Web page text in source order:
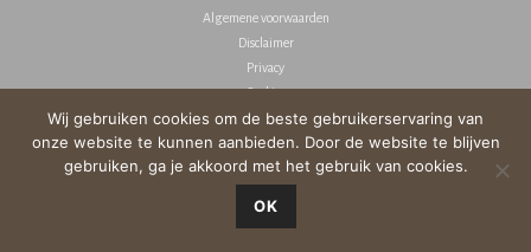
Algemene voorwaarden
Disclaimer
Privacy
Cookies
Wij gebruiken cookies om de beste gebruikerservaring van
onze website te kunnen aanbieden. Door de website te blijven
gebruiken, ga je akkoord met het gebruik van cookies.
OK